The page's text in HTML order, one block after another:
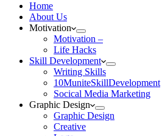
Home
About Us
Motivation
Motivation –
Life Hacks
Skill Development
Writing Skills
10MuniteSkillDevelopment
Socical Media Marketing
Graphic Design
Graphic Design
Creative